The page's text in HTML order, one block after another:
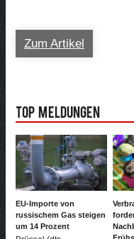
Zum Artikel
Top Meldungen
EU-Importe von
russischem Gas steigen
um 14 Prozent